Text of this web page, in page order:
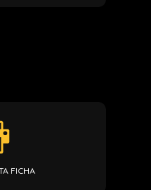
FICHA